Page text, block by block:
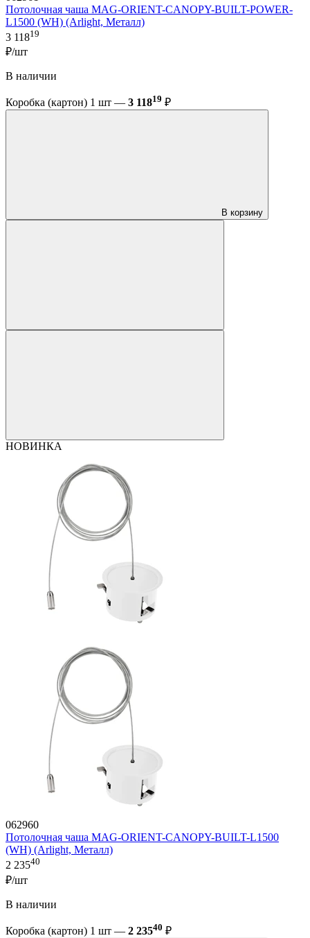
Потолочная чаша MAG-ORIENT-CANOPY-BUILT-POWER-
L1500 (WH) (Arlight, Металл)
3 11819
₽/шт
В наличии
Коробка (картон) 1 шт — 3 11819 ₽
В корзину
НОВИНКА
062960
Потолочная чаша MAG-ORIENT-CANOPY-BUILT-L1500
(WH) (Arlight, Металл)
2 23540
₽/шт
В наличии
Коробка (картон) 1 шт — 2 23540 ₽